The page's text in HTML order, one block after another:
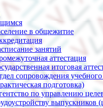
в общежитие
занятий
аттестация
итоговая
сопровождения учебного
подготовка)
по управлению
выпускников